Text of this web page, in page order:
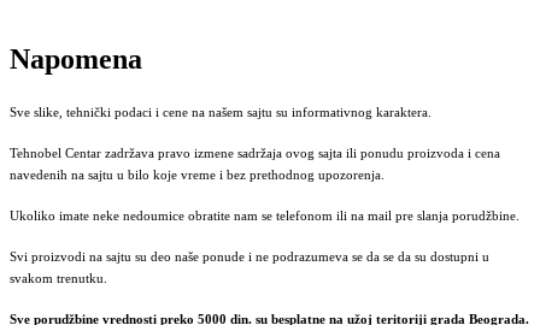
Napomena
Sve slike, tehnički podaci i cene na našem sajtu su informativnog karaktera.
Tehnobel Centar zadržava pravo izmene sadržaja ovog sajta ili ponudu proizvoda i cena
navedenih na sajtu u bilo koje vreme i bez prethodnog upozorenja.
Ukoliko imate neke nedoumice obratite nam se telefonom ili na mail pre slanja porudžbine.
Svi proizvodi na sajtu su deo naše ponude i ne podrazumeva se da se da su dostupni u
svakom trenutku.
Sve porudžbine vrednosti preko 5000 din. su besplatne na užoj teritoriji grada Beograda.